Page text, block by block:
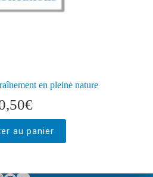
en pleine nature
€
au panier